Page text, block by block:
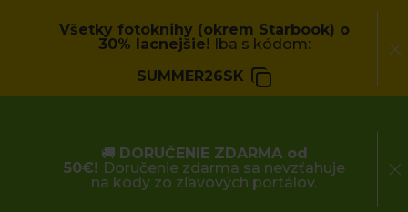
Všetky fotoknihy (okrem Starbook) o
30% lacnejšie! Iba s kódom:
SUMMER26SK
🚚 DORUČENIE ZDARMA od
50€! Doručenie zdarma sa nevzťahuje
na kódy zo zľavových portálov.